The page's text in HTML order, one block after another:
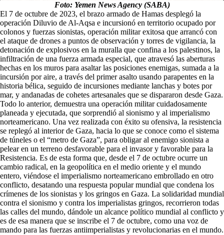
Foto: Yemen News Agency (SABA)
El 7 de octubre de 2023, el brazo armado de Hamas desplegó la
operación Diluvio de Al-Aqsa e incursionó en territorio ocupado por
colonos y fuerzas sionistas, operación militar exitosa que arrancó con
el ataque de drones a puntos de observación y torres de vigilancia, la
detonación de explosivos en la muralla que confina a los palestinos, la
infiltración de una fuerza armada especial, que atravesó las aberturas
hechas en los muros para asaltar las posiciones enemigas, sumada a la
incursión por aire, a través del primer asalto usando parapentes en la
historia bélica, seguido de incursiones mediante lanchas y botes por
mar, y andanadas de cohetes artesanales que se dispararon desde Gaza.
Todo lo anterior, demuestra una operación militar cuidadosamente
planeada y ejecutada, que sorprendió al sionismo y al imperialismo
norteamericano. Una vez realizada con éxito su ofensiva, la resistencia
se replegó al interior de Gaza, hacia lo que se conoce como el sistema
de túneles o el “metro de Gaza”, para obligar al enemigo sionista a
pelear en un terreno desfavorable para el invasor y favorable para la
Resistencia. Es de esta forma que, desde el 7 de octubre ocurre un
cambio radical, en la geopolítica en el medio oriente y el mundo
entero, viéndose el imperialismo norteamericano embrollado en otro
conflicto, desatando una respuesta popular mundial que condena los
crímenes de los sionistas y los gringos en Gaza. La solidaridad mundial
contra el sionismo y contra los imperialistas gringos, recorrieron todas
las calles del mundo, dándole un alcance político mundial al conflicto y
es de esa manera que se inscribe el 7 de octubre, como una voz de
mando para las fuerzas antiimperialistas y revolucionarias en el mundo.